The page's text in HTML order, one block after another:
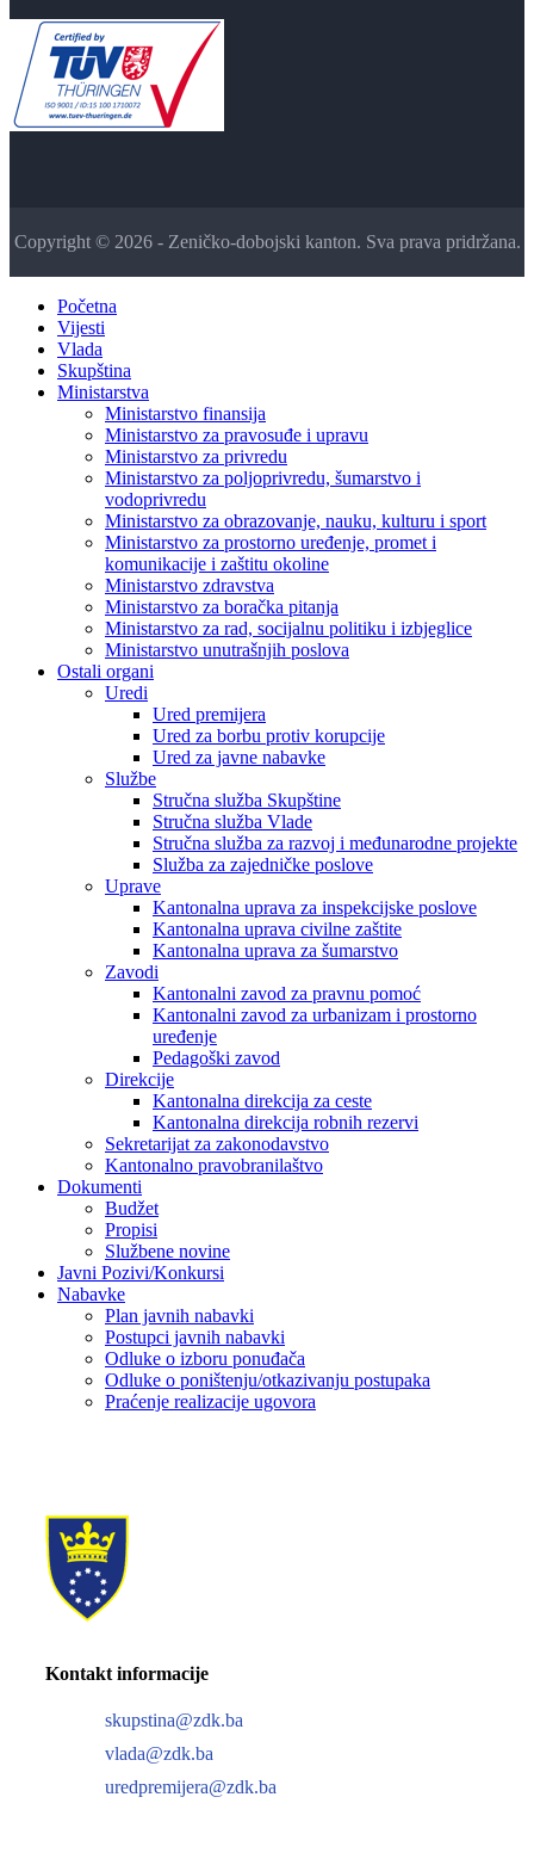
Copyright © 2026 - Zeničko-dobojski kanton. Sva prava pridržana.
Početna
Vijesti
Vlada
Skupština
Ministarstva
Ministarstvo finansija
Ministarstvo za pravosuđe i upravu
Ministarstvo za privredu
Ministarstvo za poljoprivredu, šumarstvo i
vodoprivredu
Ministarstvo za obrazovanje, nauku, kulturu i sport
Ministarstvo za prostorno uređenje, promet i
komunikacije i zaštitu okoline
Ministarstvo zdravstva
Ministarstvo za boračka pitanja
Ministarstvo za rad, socijalnu politiku i izbjeglice
Ministarstvo unutrašnjih poslova
Ostali organi
Uredi
Ured premijera
Ured za borbu protiv korupcije
Ured za javne nabavke
Službe
Stručna služba Skupštine
Stručna služba Vlade
Stručna služba za razvoj i međunarodne projekte
Služba za zajedničke poslove
Uprave
Kantonalna uprava za inspekcijske poslove
Kantonalna uprava civilne zaštite
Kantonalna uprava za šumarstvo
Zavodi
Kantonalni zavod za pravnu pomoć
Kantonalni zavod za urbanizam i prostorno
uređenje
Pedagoški zavod
Direkcije
Kantonalna direkcija za ceste
Kantonalna direkcija robnih rezervi
Sekretarijat za zakonodavstvo
Kantonalno pravobranilaštvo
Dokumenti
Budžet
Propisi
Službene novine
Javni Pozivi/Konkursi
Nabavke
Plan javnih nabavki
Postupci javnih nabavki
Odluke o izboru ponuđača
Odluke o poništenju/otkazivanju postupaka
Praćenje realizacije ugovora
Kontakt informacije
skupstina@zdk.ba
vlada@zdk.ba
uredpremijera@zdk.ba